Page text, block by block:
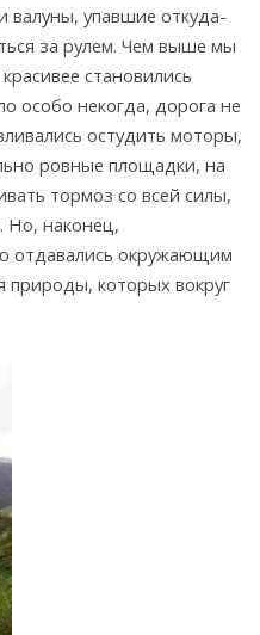
валуны, упавшие откуда-
за рулем. Чем выше мы
становились
особо некогда, дорога не
остудить моторы,
ровные площадки, на
тормоз со всей силы,
Но, наконец,
отдавались окружающим
природы, которых вокруг